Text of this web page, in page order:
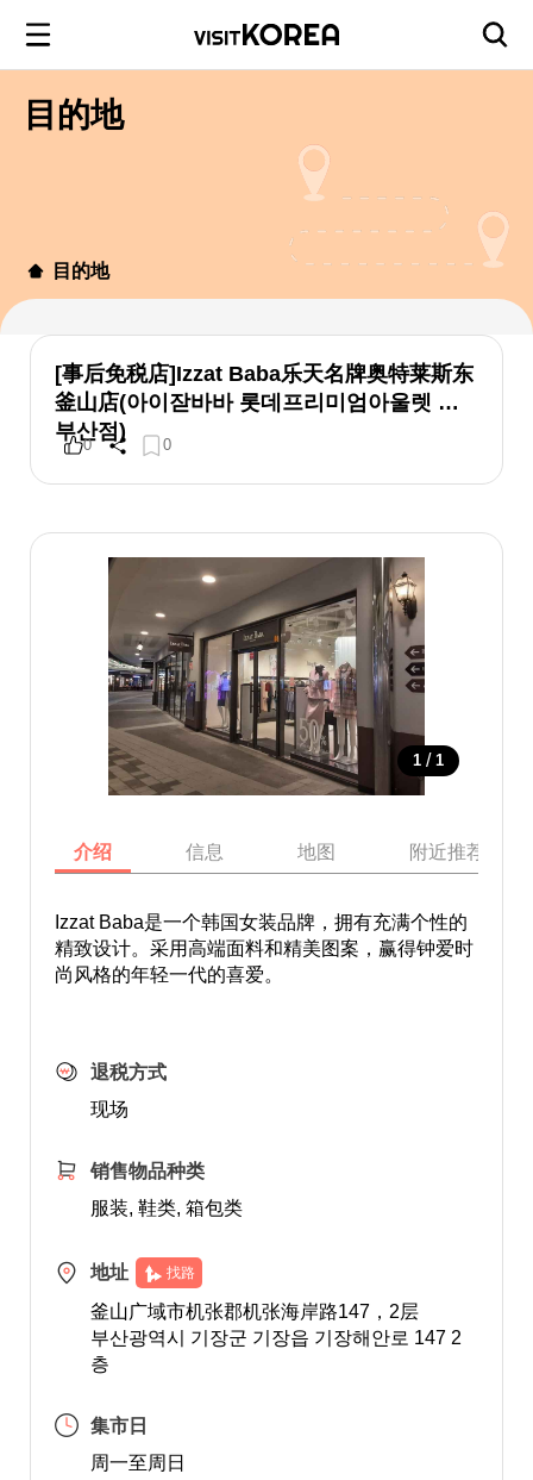
目的地
目的地
[事后免税店]Izzat Baba乐天名牌奥特莱斯东
釜山店(아이잗바바 롯데프리미엄아울렛 동
부산점)
0 0
1 / 1
介绍 信息 地图 附近推荐景点
Izzat Baba是一个韩国女装品牌，拥有充满个性的
精致设计。采用高端面料和精美图案，赢得钟爱时
尚风格的年轻一代的喜爱。
退税方式
现场
销售物品种类
服装, 鞋类, 箱包类
地址 找路
釜山广域市机张郡机张海岸路147，2层
부산광역시 기장군 기장읍 기장해안로 147 2
층
集市日
周一至周日